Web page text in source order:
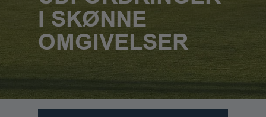
I SKØNNE
OMGIVELSER